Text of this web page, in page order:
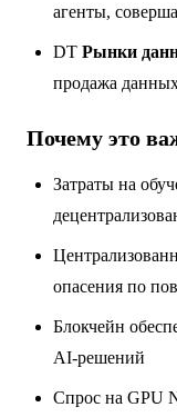
агенты,
DT Рынки
продажа
Почему это
Затраты на
опасения по
Блокчейн
AI-решений
Спрос на GPU